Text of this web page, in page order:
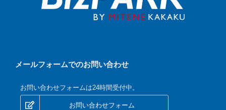
メールフォームでのお問い合わせ
お問い合わせフォームは24時間受付中。
お問い合わせフォーム